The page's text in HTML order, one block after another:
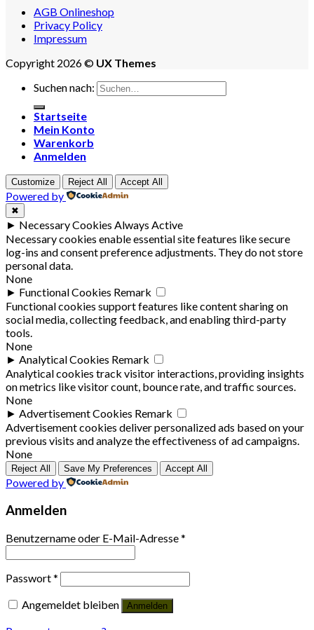
AGB Onlineshop
Privacy Policy
Impressum
Copyright 2026 © UX Themes
Suchen nach:
Startseite
Mein Konto
Warenkorb
Anmelden
Customize Reject All Accept All
Powered by
✖
► Necessary Cookies Always Active
Necessary cookies enable essential site features like secure
log-ins and consent preference adjustments. They do not store
personal data.
None
► Functional Cookies Remark
Functional cookies support features like content sharing on
social media, collecting feedback, and enabling third-party
tools.
None
► Analytical Cookies Remark
Analytical cookies track visitor interactions, providing insights
on metrics like visitor count, bounce rate, and traffic sources.
None
► Advertisement Cookies Remark
Advertisement cookies deliver personalized ads based on your
previous visits and analyze the effectiveness of ad campaigns.
None
Reject All Save My Preferences Accept All
Powered by
Anmelden
Benutzername oder E-Mail-Adresse*
Passwort*
Angemeldet bleiben
Anmelden